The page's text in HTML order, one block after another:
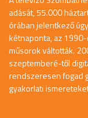
adását, 55.000
órában jelentkező
kétnaponta, az
műsorok váltották.
szeptemberé-től
rendszeresen fogad
gyakorlati